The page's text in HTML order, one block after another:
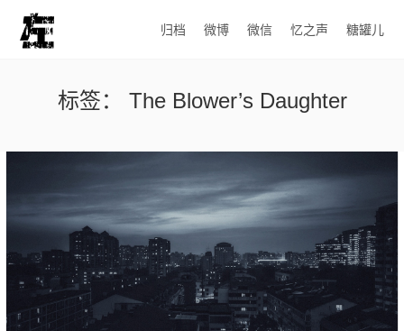
归档 微博 微信 忆之声 糖罐儿
标签： The Blower’s Daughter